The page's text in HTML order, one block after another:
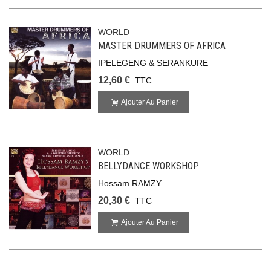
WORLD
MASTER DRUMMERS OF AFRICA
IPELEGENG & SERANKURE
12,60 € TTC
Ajouter Au Panier
WORLD
BELLYDANCE WORKSHOP
Hossam RAMZY
20,30 € TTC
Ajouter Au Panier